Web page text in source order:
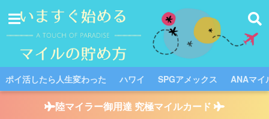
ポイ活したら人生変わった ハワイ SPGアメックス ANAマイ
陸マイラー御用達 究極マイルカード